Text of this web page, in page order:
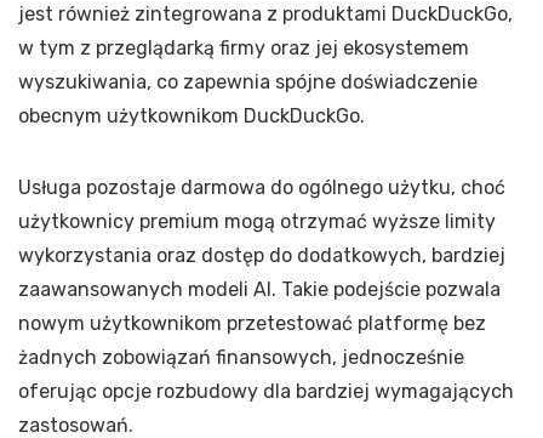
jest również zintegrowana z produktami DuckDuckGo,
w tym z przeglądarką firmy oraz jej ekosystemem
wyszukiwania, co zapewnia spójne doświadczenie
obecnym użytkownikom DuckDuckGo.
Usługa pozostaje darmowa do ogólnego użytku, choć
użytkownicy premium mogą otrzymać wyższe limity
wykorzystania oraz dostęp do dodatkowych, bardziej
zaawansowanych modeli AI. Takie podejście pozwala
nowym użytkownikom przetestować platformę bez
żadnych zobowiązań finansowych, jednocześnie
oferując opcje rozbudowy dla bardziej wymagających
zastosowań.